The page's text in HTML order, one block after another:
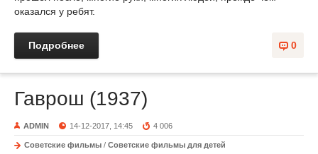
оказался у ребят.
0
Подробнее
Гаврош (1937)
ADMIN 14-12-2017, 14:45 4 006
Советские фильмы / Советские фильмы для детей